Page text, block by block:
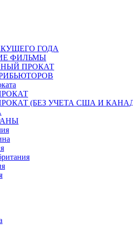
ГОДА
ФИЛЬМЫ
ПРОКАТ
(БЕЗ УЧЕТА США И